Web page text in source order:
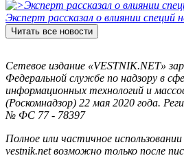
Эксперт рассказал о влиянии специй
Читать все новости
Сетевое издание «VESTNIK.NET»
Федеральной службе по надзору в
информационных технологий и
(Роскомнадзор) 22 мая 2020 года.
№ ФС 77 - 78397
Полное или частичное
vestnik.net возможно только после